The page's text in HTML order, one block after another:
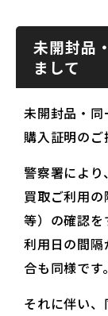
未開封品
まして
未開封品・同
購入証明のご
警察署によ
買取ご利用
等）の確認
利用日の間
合も同様です
それに伴い